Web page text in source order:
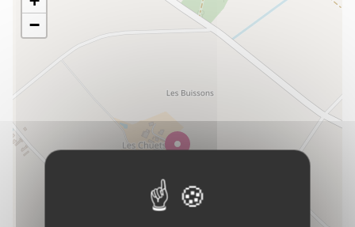
Réfrigérateur Télévision
Descriptif habitation
Buanderie Garage
Local vélo Parking Plain Pied
Salon de jardin
−